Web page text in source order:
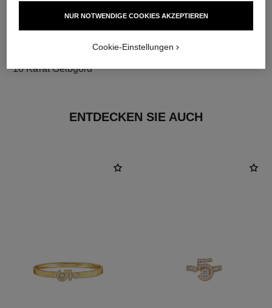
18 Karat Gelbgold
ENTDECKEN SIE AUCH
NUR NOTWENDIGE COOKIES AKZEPTIEREN
Cookie-Einstellungen